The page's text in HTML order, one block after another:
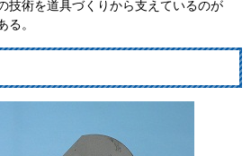
技術を道具づくりから支えているのが
る。